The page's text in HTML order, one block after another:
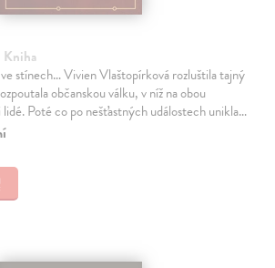
| Kniha
stínech… Vivien Vlaštopírková rozluštila tajný
občanskou válku, v níž na obou
Poté co po nešťastných událostech unikla…